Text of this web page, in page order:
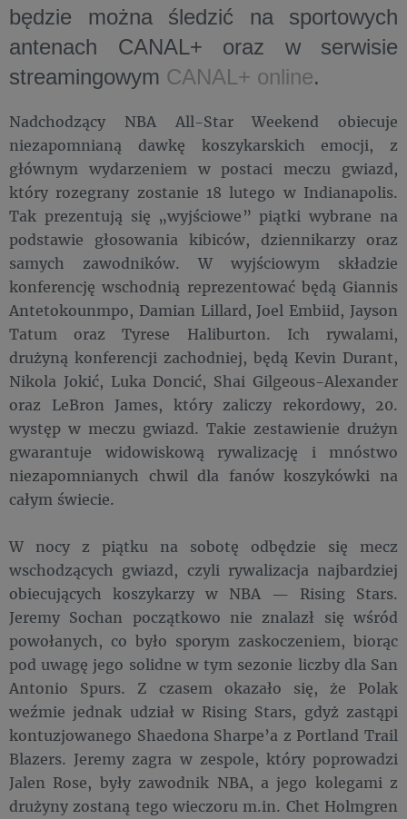
będzie można śledzić na sportowych
antenach CANAL+ oraz w serwisie
streamingowym CANAL+ online.
Nadchodzący NBA All-Star Weekend obiecuje
niezapomnianą dawkę koszykarskich emocji, z
głównym wydarzeniem w postaci meczu gwiazd,
który rozegrany zostanie 18 lutego w Indianapolis.
Tak prezentują się „wyjściowe” piątki wybrane na
podstawie głosowania kibiców, dziennikarzy oraz
samych zawodników. W wyjściowym składzie
konferencję wschodnią reprezentować będą Giannis
Antetokounmpo, Damian Lillard, Joel Embiid, Jayson
Tatum oraz Tyrese Haliburton. Ich rywalami,
drużyną konferencji zachodniej, będą Kevin Durant,
Nikola Jokić, Luka Doncić, Shai Gilgeous-Alexander
oraz LeBron James, który zaliczy rekordowy, 20.
występ w meczu gwiazd. Takie zestawienie drużyn
gwarantuje widowiskową rywalizację i mnóstwo
niezapomnianych chwil dla fanów koszykówki na
całym świecie.
W nocy z piątku na sobotę odbędzie się mecz
wschodzących gwiazd, czyli rywalizacja najbardziej
obiecujących koszykarzy w NBA — Rising Stars.
Jeremy Sochan początkowo nie znalazł się wśród
powołanych, co było sporym zaskoczeniem, biorąc
pod uwagę jego solidne w tym sezonie liczby dla San
Antonio Spurs. Z czasem okazało się, że Polak
weźmie jednak udział w Rising Stars, gdyż zastąpi
kontuzjowanego Shaedona Sharpe’a z Portland Trail
Blazers. Jeremy zagra w zespole, który poprowadzi
Jalen Rose, były zawodnik NBA, a jego kolegami z
drużyny zostaną tego wieczoru m.in. Chet Holmgren